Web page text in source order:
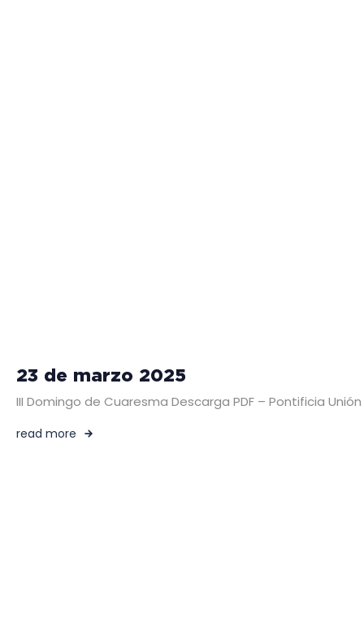
23 de marzo 2025
III Domingo de Cuaresma Descarga PDF – Pontificia Unión
read more